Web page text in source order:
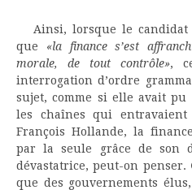
Ainsi, lorsque le
que «la finance s’est
morale, de tout contrôle»,
interrogation d’ordre
sujet, comme si elle avait pu
les chaînes qui entravaient
François Hollande, la
par la seule grâce de son
dévastatrice, peut-on penser.
que des gouvernements